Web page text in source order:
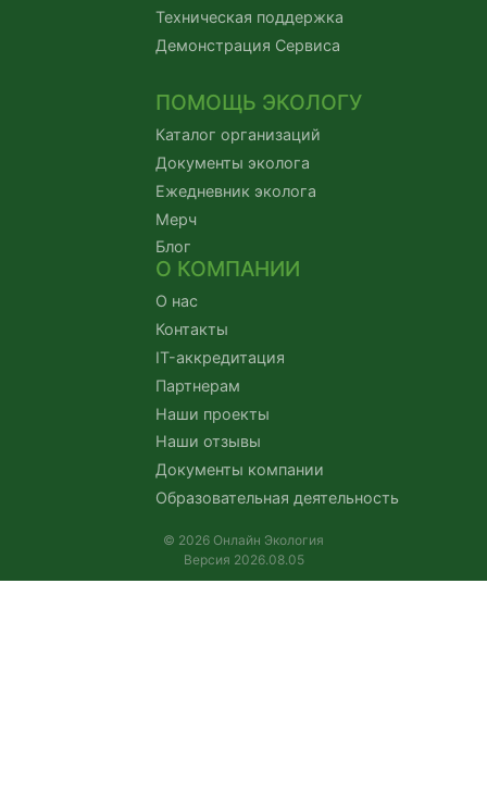
Техническая поддержка
Демонстрация Сервиса
ПОМОЩЬ ЭКОЛОГУ
Каталог организаций
Документы эколога
Ежедневник эколога
Мерч
Блог
О КОМПАНИИ
О нас
Контакты
IT-аккредитация
Партнерам
Наши проекты
Наши отзывы
Документы компании
Образовательная деятельность
© 2026 Онлайн Экология
Версия 2026.08.05